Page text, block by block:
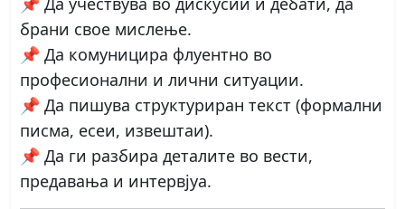
брани свое мислење.
📌 Да комуницира флуентно во
професионални и лични ситуации.
📌 Да пишува структуриран текст (формални
писма, есеи, извештаи).
📌 Да ги разбира деталите во вести,
предавања и интервјуа.